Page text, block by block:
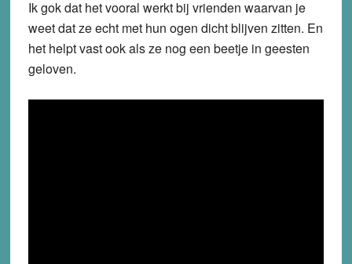
Ik gok dat het vooral werkt bij vrienden waarvan je
weet dat ze echt met hun ogen dicht blijven zitten. En
het helpt vast ook als ze nog een beetje in geesten
geloven.